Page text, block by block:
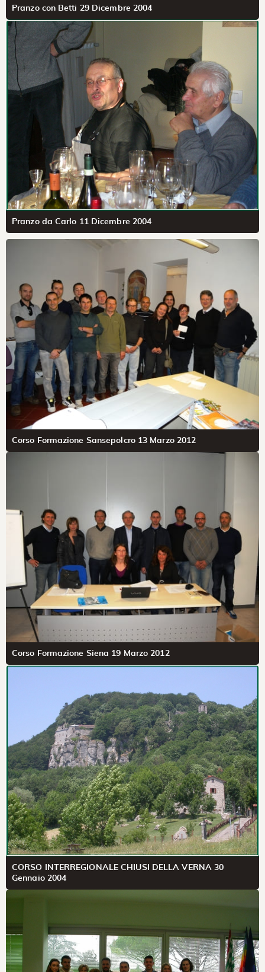
Pranzo con Betti 29 Dicembre 2004
Pranzo da Carlo 11 Dicembre 2004
Corso Formazione Sansepolcro 13 Marzo 2012
Corso Formazione Siena 19 Marzo 2012
CORSO INTERREGIONALE CHIUSI DELLA VERNA 30
Gennaio 2004